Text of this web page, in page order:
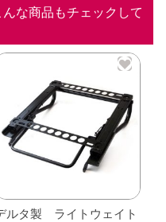
な商品もチェックして
ルタ製 ライトウェイト